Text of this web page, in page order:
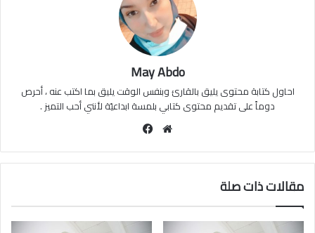
May Abdo
احاول كتابة محتوى يليق بالقارئ وبنفس الوقت يليق بما اكتب عنه ، أحرص
دوماً على تقديم محتوى كتابي بلمسة ابداعيّة لأنني أحب التميز .
موقع
مقالات ذات صلة